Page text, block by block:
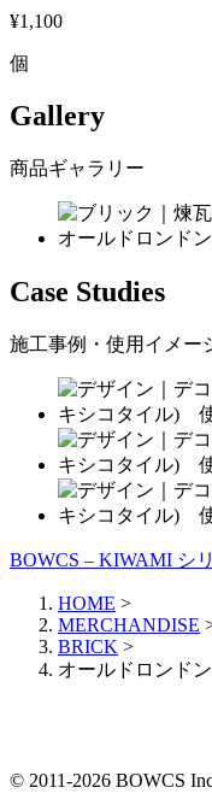
¥1,100
個
Gallery
商品ギャラリー
Case Studies
施工事例・使用イメー
BOWCS – KIWAMI シ
HOME >
MERCHANDISE
BRICK >
オールドロンド
© 2011-2026 BOWCS